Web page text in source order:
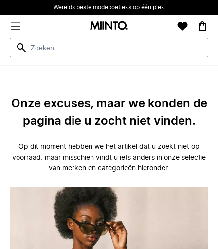
Werelds beste modeboetieks op één plek
Onze excuses, maar we konden de
pagina die u zocht niet vinden.
Op dit moment hebben we het artikel dat u zoekt niet op
voorraad, maar misschien vindt u iets anders in onze selectie
van merken en categorieën hieronder.